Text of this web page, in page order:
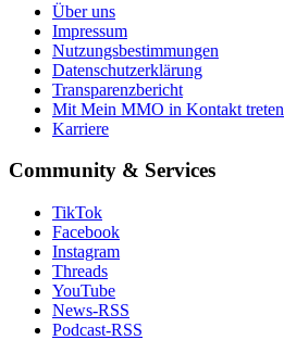
Über uns
Impressum
Nutzungsbestimmungen
Datenschutzerklärung
Transparenzbericht
Mit Mein MMO in Kontakt treten
Karriere
Community & Services
TikTok
Facebook
Instagram
Threads
YouTube
News-RSS
Podcast-RSS